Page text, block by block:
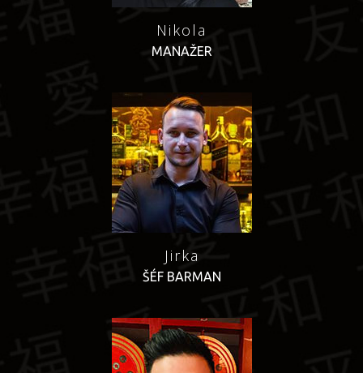
Nikola
MANAŽER
Jirka
ŠÉF BARMAN